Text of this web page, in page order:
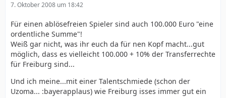
7. Oktober 2008 um 18:42
Für einen ablösefreien Spieler sind auch 100.000 Euro "eine
ordentliche Summe"!
Weiß gar nicht, was ihr euch da für nen Kopf macht...gut
möglich, dass es vielleicht 100.000 + 10% der Transferrechte
für Freiburg sind...
Und ich meine...mit einer Talentschmiede (schon der
Uzoma... :bayerapplaus) wie Freiburg isses immer gut ein